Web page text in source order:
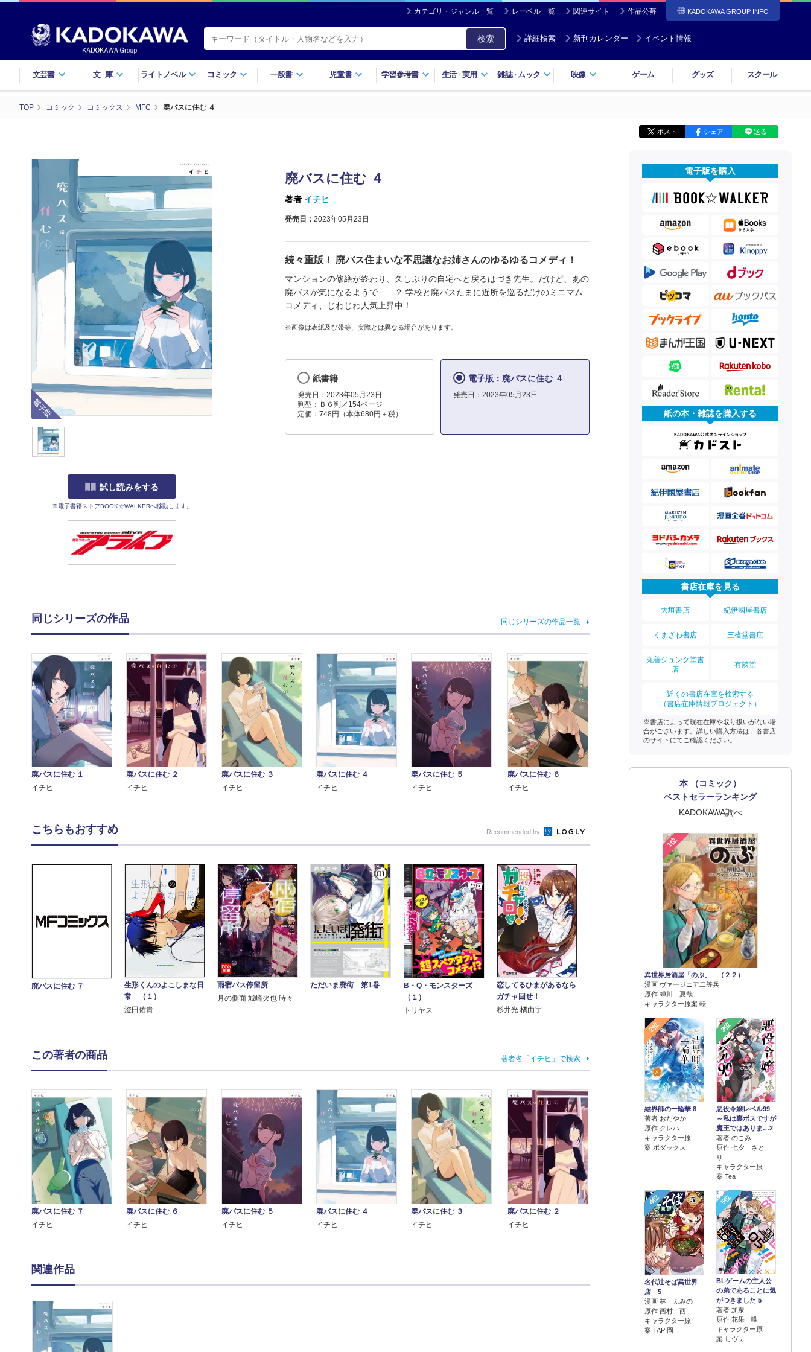
カテゴリ・ジャンル一覧 レーベル一覧 関連サイト 作品公募 KADOKAWA GROUP INFO
検索 詳細検索 新刊カレンダー イベント情報
文芸書 文庫 ライトノベル コミック 一般書 児童書 学習参考書 生活・実用 雑誌・ ムック 映像 ゲーム グッズ スクール
TOP コミック コミックス MFC 廃バスに住む ４
ポスト シェア 送る
電子版
試し読みをする
※電子書籍ストアBOOK☆WALKERへ移動します。
廃バスに住む ４
著者 イチヒ
発売日： 2023年05月23日
続々重版！ 廃バス住まいな不思議なお姉さんのゆるゆるコメディ！
マンションの修繕が終わり、久しぶりの自宅へと戻るはづき先生。だけど、あの
廃バスが気になるようで……？ 学校と廃バスたまに近所を巡るだけのミニマム
コメディ、じわじわ人気上昇中！
※画像は表紙及び帯等、実際とは異なる場合があります。
紙書籍
発売日：2023年05月23日
判型：Ｂ６判／154ページ
定価：748円（本体680円＋税）
電子版：廃バスに住む ４
発売日：2023年05月23日
同じシリーズの作品 同じシリーズの作品一覧
廃バスに住む １
イチヒ
廃バスに住む ２
イチヒ
廃バスに住む ３
イチヒ
廃バスに住む ４
イチヒ
廃バスに住む ５
イチヒ
廃バスに住む ６
イチヒ
電子版を購入
紙の本・雑誌を購入する
書店在庫を見る
大垣書店 紀伊國屋書店
くまざわ書店 三省堂書店
丸善ジュンク堂書
店
有隣堂
近くの書店在庫を検索する
（書店在庫情報プロジェクト）
※書店によって現在在庫や取り扱いがない場
合がございます。詳しい購入方法は、各書店
のサイトにてご確認ください。
本 （コミック）
ベストセラーランキング
KADOKAWA調べ
1位
異世界居酒屋「のぶ」 （２２）
漫画 ヴァージニア二等兵
原作 蝉川 夏哉
キャラクター原案 転
2位
結界師の一輪華 8
著者 おだやか
原作 クレハ
キャラクター原
案 ボダックス
3位
悪役令嬢レベル99
～私は裏ボスですが
魔王ではありま…2
著者 のこみ
原作 七夕 さと
り
キャラクター原
案 Tea
4位
名代辻そば異世界
店 5
漫画 林 ふみの
原作 西村 西
キャラクター原
案 TAPI岡
5位
BLゲームの主人公
の弟であることに気
がつきました 5
著者 加奈
原作 花果 唯
キャラクター原
案 しヴぇ
こちらもおすすめ Recommended by
廃バスに住む ７
生形くんのよこしまな日
常 （１）
澄田佑貴
雨宿バス停留所
月の側面 城崎火也 時々
ただいま廃街 第1巻
B・Q・モンスターズ
（１）
トリヤス
恋してるひまがあるなら
ガチャ回せ！
杉井光 橘由宇
この著者の商品 著者名「イチヒ」で検索
廃バスに住む ７
イチヒ
廃バスに住む ６
イチヒ
廃バスに住む ５
イチヒ
廃バスに住む ４
イチヒ
廃バスに住む ３
イチヒ
廃バスに住む ２
イチヒ
関連作品